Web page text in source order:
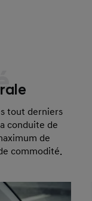
tout derniers
conduite de
de
commodité.